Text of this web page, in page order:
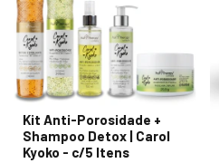
Kit Anti-Porosidade +
Shampoo Detox | Carol
Kyoko - c/5 Itens